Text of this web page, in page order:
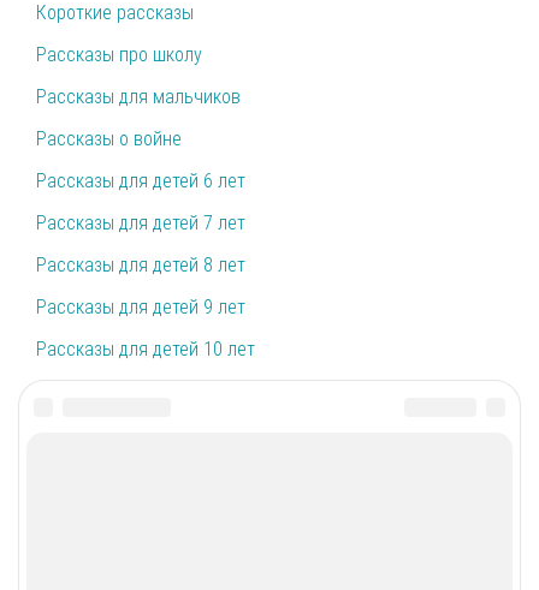
Короткие рассказы
Рассказы про школу
Рассказы для мальчиков
Рассказы о войне
Рассказы для детей 6 лет
Рассказы для детей 7 лет
Рассказы для детей 8 лет
Рассказы для детей 9 лет
Рассказы для детей 10 лет